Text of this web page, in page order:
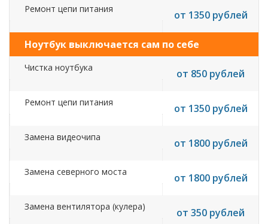
Ремонт цепи питания от 1350 рублей
Ноутбук выключается сам по себе
Чистка ноутбука от 850 рублей
Ремонт цепи питания от 1350 рублей
Замена видеочипа от 1800 рублей
Замена северного моста от 1800 рублей
Замена вентилятора (кулера) от 350 рублей